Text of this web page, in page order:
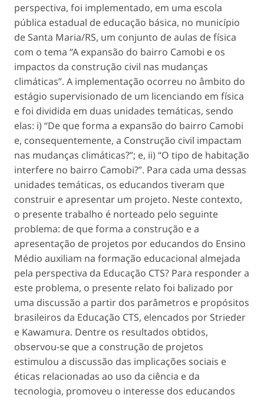
perspectiva, foi implementado, em uma escola
pública estadual de educação básica, no município
de Santa Maria/RS, um conjunto de aulas de física
com o tema “A expansão do bairro Camobi e os
impactos da construção civil nas mudanças
climáticas”. A implementação ocorreu no âmbito do
estágio supervisionado de um licenciando em física
e foi dividida em duas unidades temáticas, sendo
elas: i) “De que forma a expansão do bairro Camobi
e, consequentemente, a Construção civil impactam
nas mudanças climáticas?”; e, ii) “O tipo de habitação
interfere no bairro Camobi?”. Para cada uma dessas
unidades temáticas, os educandos tiveram que
construir e apresentar um projeto. Neste contexto,
o presente trabalho é norteado pelo seguinte
problema: de que forma a construção e a
apresentação de projetos por educandos do Ensino
Médio auxiliam na formação educacional almejada
pela perspectiva da Educação CTS? Para responder a
este problema, o presente relato foi balizado por
uma discussão a partir dos parâmetros e propósitos
brasileiros da Educação CTS, elencados por Strieder
e Kawamura. Dentre os resultados obtidos,
observou-se que a construção de projetos
estimulou a discussão das implicações sociais e
éticas relacionadas ao uso da ciência e da
tecnologia, promoveu o interesse dos educandos